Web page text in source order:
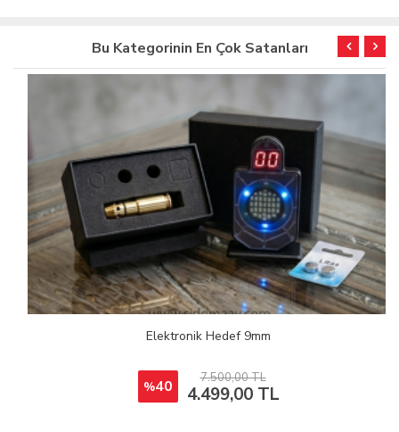
Bu Kategorinin En Çok Satanları
Elektronik Hedef 9mm
%40 7.500,00 TL
4.499,00 TL